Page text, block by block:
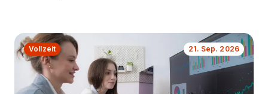
21. Sep. 2026
Vollzeit